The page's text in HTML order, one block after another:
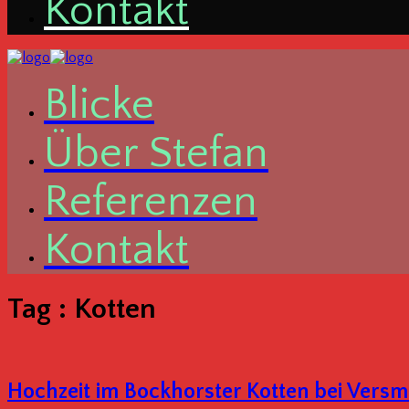
Kon­takt
Bli­cke
Über Ste­fan
Refe­ren­zen
Kon­takt
Tag : Kotten
Hoch­zeit im Bock­hors­ter Kot­ten bei